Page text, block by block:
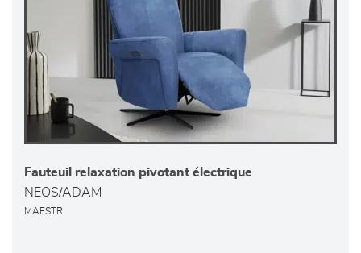
Fauteuil relaxation pivotant électrique
NEOS/ADAM
MAESTRI